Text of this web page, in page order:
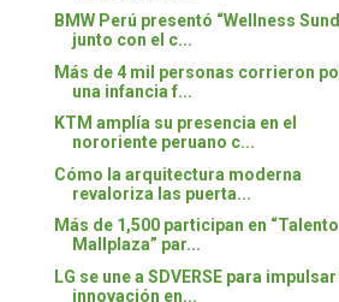
BMW Perú presentó “Wellness
junto con el c...
Más de 4 mil personas corrieron
una infancia f...
KTM amplía su presencia en el
nororiente peruano c...
Cómo la arquitectura moderna
revaloriza las puerta...
Más de 1,500 participan en “Talento
Mallplaza” par...
LG se une a SDVERSE para impulsar
innovación en...